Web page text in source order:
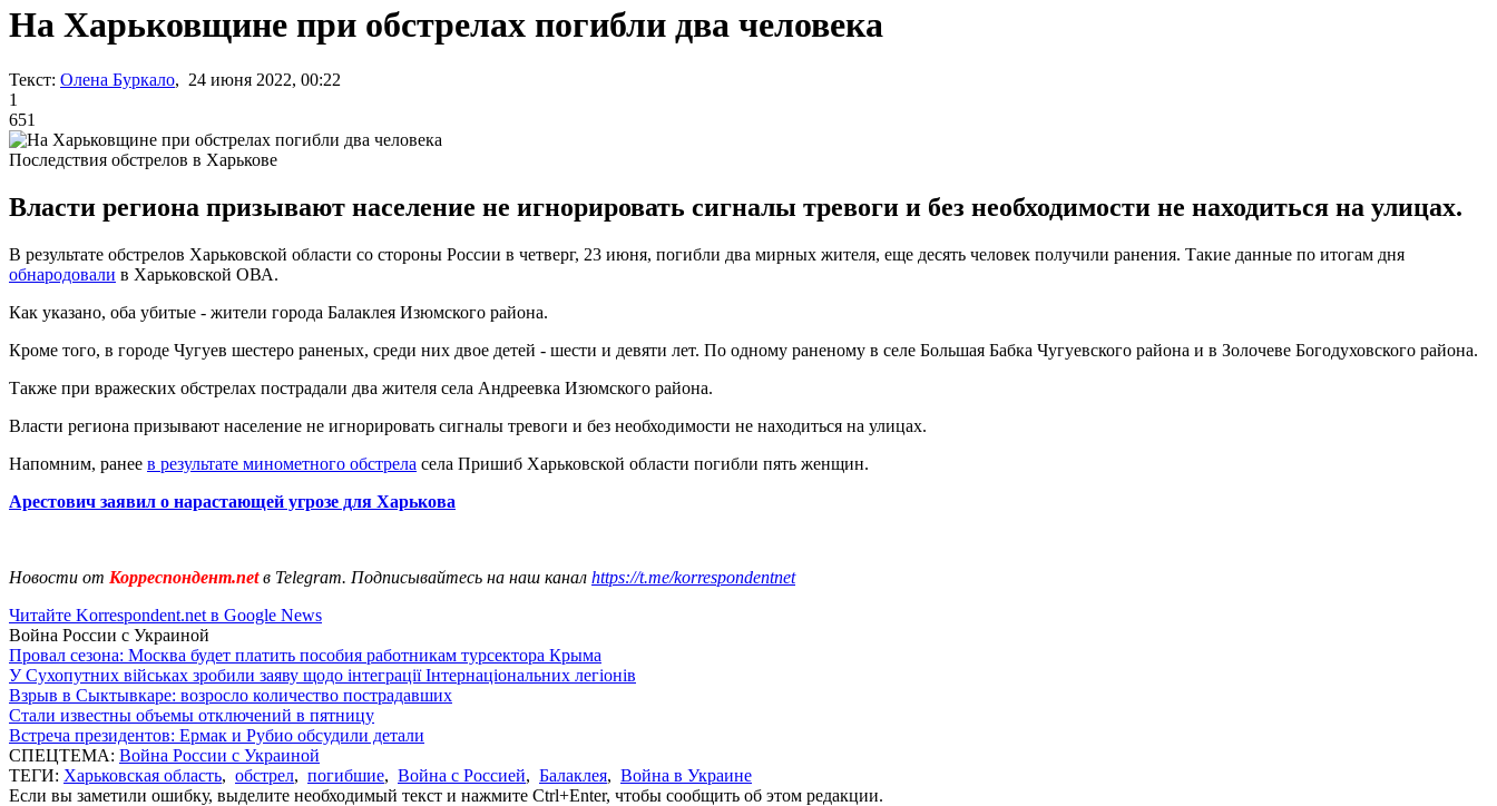
На Харьковщине при обстрелах погибли два человека
Текст: Олена Буркало, 24 июня 2022, 00:22
1
651
Последствия обстрелов в Харькове
Власти региона призывают население не игнорировать сигналы тревоги и без необходимости не находиться на улицах.
В результате обстрелов Харьковской области со стороны России в четверг, 23 июня, погибли два мирных жителя, еще десять человек получили ранения. Такие данные по итогам дня
обнародовали в Харьковской ОВА.
Как указано, оба убитые - жители города Балаклея Изюмского района.
Кроме того, в городе Чугуев шестеро раненых, среди них двое детей - шести и девяти лет. По одному раненому в селе Большая Бабка Чугуевского района и в Золочеве Богодуховского района.
Также при вражеских обстрелах пострадали два жителя села Андреевка Изюмского района.
Власти региона призывают население не игнорировать сигналы тревоги и без необходимости не находиться на улицах.
Напомним, ранее в результате минометного обстрела села Пришиб Харьковской области погибли пять женщин.
Арестович заявил о нарастающей угрозе для Харькова
Новости от Корреспондент.netв Telegram. Подписывайтесь на наш канал https://t.me/korrespondentnet
Читайте Korrespondent.net в Google News
Война России с Украиной
Провал сезона: Москва будет платить пособия работникам турсектора Крыма
У Сухопутних військах зробили заяву щодо інтеграції Інтернаціональних легіонів
Взрыв в Сыктывкаре: возросло количество пострадавших
Стали известны объемы отключений в пятницу
Встреча президентов: Ермак и Рубио обсудили детали
СПЕЦТЕМА: Война России с Украиной
ТЕГИ: Харьковская область, обстрел, погибшие, Война с Россией, Балаклея, Война в Украине
Если вы заметили ошибку, выделите необходимый текст и нажмите Ctrl+Enter, чтобы сообщить об этом редакции.